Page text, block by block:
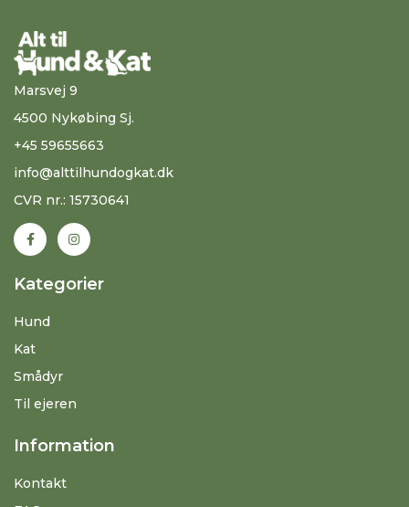
Marsvej 9
4500 Nykøbing Sj.
+45 59655663
info@alttilhundogkat.dk
CVR nr.: 15730641
Kategorier
Hund
Kat
Smådyr
Til ejeren
Information
Kontakt